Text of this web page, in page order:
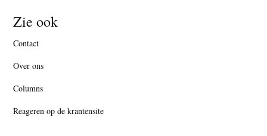
Zie ook
Contact
Over ons
Columns
Reageren op de krantensite